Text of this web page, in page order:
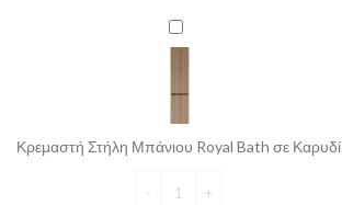
Κρεμαστή
Στήλη
Μπάνιου
Royal
Κρεμαστή Στήλη Μπάνιου Royal Bath σε Καρυδί